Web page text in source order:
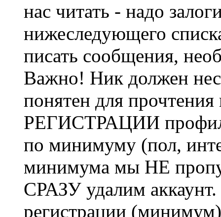
нас читать - надо
нижеследующего
писать сообщения,
Важно! Ник должен
понятен для
РЕГИСТРАЦИИ профиль
по минимуму (пол,
минимума мы НЕ
СРАЗУ удалим
регистрации